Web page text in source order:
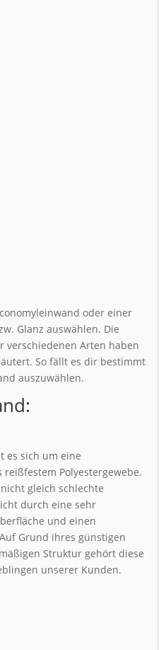
oder einer
Glanz auswählen. Die
verschiedenen Arten haben
So fällt es dir bestimmt
auszuwählen.
es sich um eine
Polyestergewebe.
gleich schlechte
durch eine sehr
und einen
Grund ihres günstigen
Struktur gehört diese
unserer Kunden.